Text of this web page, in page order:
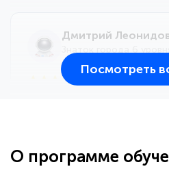
Дмитрий
большое количество
Посмотреть
О программе